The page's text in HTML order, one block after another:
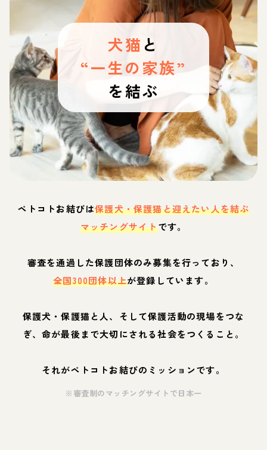
犬猫 と
“一生の家族”
を結ぶ
ペトコトお結びは保護犬・保護猫と迎えたい人を結ぶ
マッチングサイトです。
審査を通過した保護団体のみ募集を行っており、
全国300団体以上が登録しています。
保護犬・保護猫と人、そして保護活動の現場をつな
ぎ、命が最後まで大切にされる社会をつくること。
それがペトコトお結びのミッションです。
※審査制のマッチングサイトで日本一